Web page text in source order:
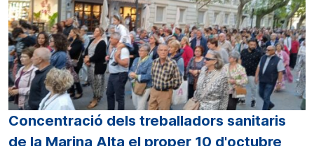
Concentració dels treballadors sanitaris
de la Marina Alta el proper 10 d'octubre